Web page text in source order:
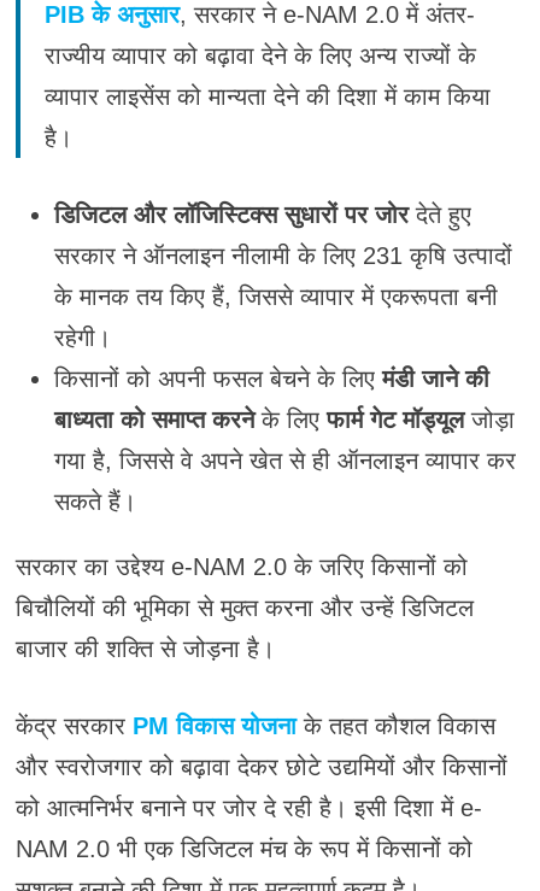
PIB के अनुसार, सरकार ने e-NAM 2.0 में अंतर-
राज्यीय व्यापार को बढ़ावा देने के लिए अन्य राज्यों के
व्यापार लाइसेंस को मान्यता देने की दिशा में काम किया
है।
डिजिटल और लॉजिस्टिक्स सुधारों पर जोरदेते हुए
सरकार ने ऑनलाइन नीलामी के लिए 231 कृषि उत्पादों
के मानक तय किए हैं, जिससे व्यापार में एकरूपता बनी
रहेगी।
किसानों को अपनी फसल बेचने के लिएमंडी जाने की
बाध्यता को समाप्त करनेके लिएफार्म गेट मॉड्यूलजोड़ा
गया है, जिससे वे अपने खेत से ही ऑनलाइन व्यापार कर
सकते हैं।
सरकार का उद्देश्य e-NAM 2.0 के जरिए किसानों को
बिचौलियों की भूमिका से मुक्त करना और उन्हें डिजिटल
बाजार की शक्ति से जोड़ना है।
केंद्र सरकार PM विकास योजनाके तहत कौशल विकास
और स्वरोजगार को बढ़ावा देकर छोटे उद्यमियों और किसानों
को आत्मनिर्भर बनाने पर जोर दे रही है। इसी दिशा में e-
NAM 2.0 भी एक डिजिटल मंच के रूप में किसानों को